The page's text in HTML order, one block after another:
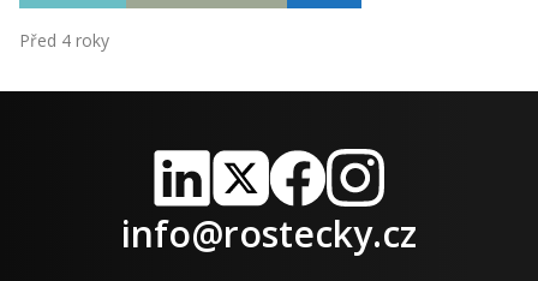
Před 4 roky
LinkedIn
X FacebookInstagram
info@rostecky.cz